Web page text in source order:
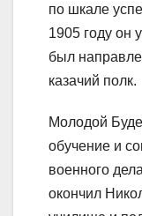
по шкале
1905 году он
был
казачий полк.
Молодой
обучение и
военного
окончил